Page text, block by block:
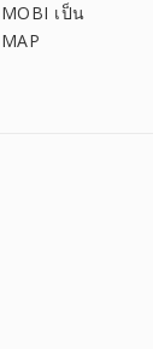
MOBI เป็น
MAP